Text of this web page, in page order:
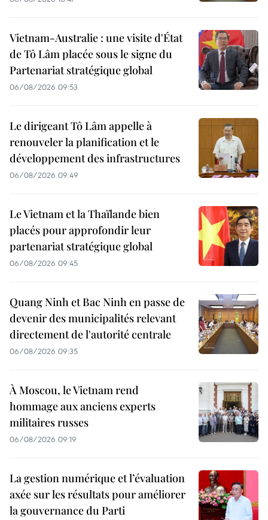
Vietnam-Australie : une visite d'État
de Tô Lâm placée sous le signe du
Partenariat stratégique global
06/08/2026 09:53
Le dirigeant Tô Lâm appelle à
renouveler la planification et le
développement des infrastructures
06/08/2026 09:49
Le Vietnam et la Thaïlande bien
placés pour approfondir leur
partenariat stratégique global
06/08/2026 09:45
Quang Ninh et Bac Ninh en passe de
devenir des municipalités relevant
directement de l'autorité centrale
06/08/2026 09:35
À Moscou, le Vietnam rend
hommage aux anciens experts
militaires russes
06/08/2026 09:19
La gestion numérique et l’évaluation
axée sur les résultats pour améliorer
la gouvernance du Parti